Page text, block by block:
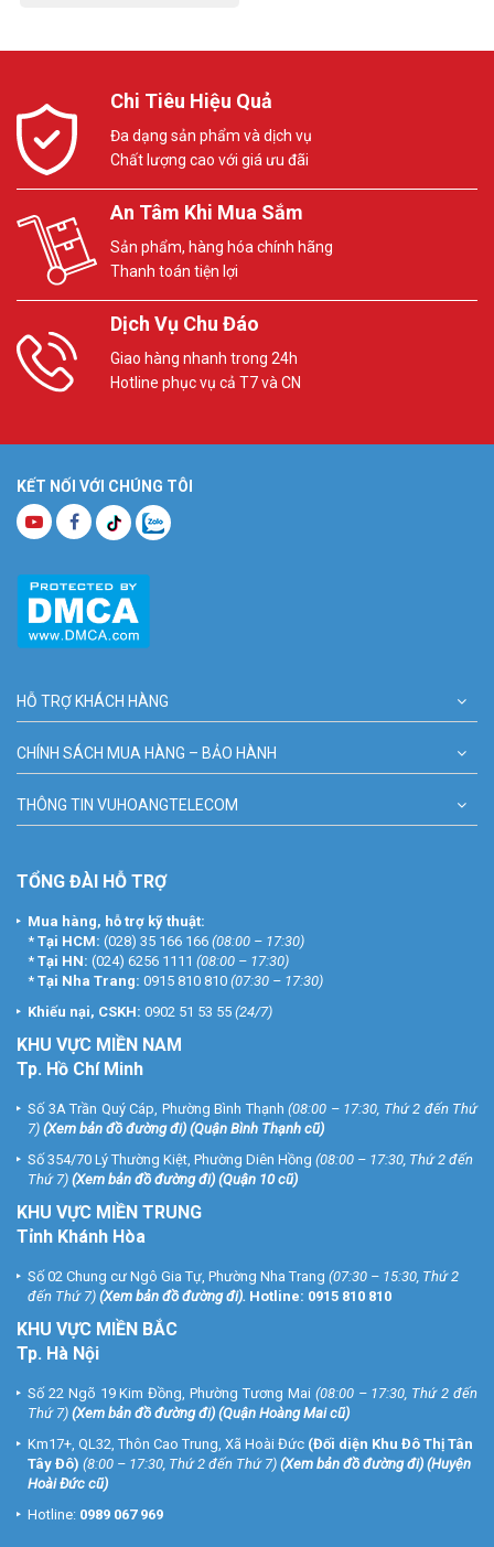
Chi Tiêu Hiệu Quả
Đa dạng sản phẩm và dịch vụ
Chất lượng cao với giá ưu đãi
An Tâm Khi Mua Sắm
Sản phẩm, hàng hóa chính hãng
Thanh toán tiện lợi
Dịch Vụ Chu Đáo
Giao hàng nhanh trong 24h
Hotline phục vụ cả T7 và CN
KẾT NỐI VỚI CHÚNG TÔI
HỖ TRỢ KHÁCH HÀNG
CHÍNH SÁCH MUA HÀNG – BẢO HÀNH
THÔNG TIN VUHOANGTELECOM
TỔNG ĐÀI HỖ TRỢ
Mua hàng, hỗ trợ kỹ thuật:
* Tại HCM: (028) 35 166 166 (08:00 – 17:30)
* Tại HN: (024) 6256 1111 (08:00 – 17:30)
* Tại Nha Trang: 0915 810 810 (07:30 – 17:30)
Khiếu nại, CSKH: 0902 51 53 55 (24/7)
KHU VỰC MIỀN NAM
Tp. Hồ Chí Minh
Số 3A Trần Quý Cáp, Phường Bình Thạnh (08:00 – 17:30, Thứ 2 đến Thứ
7) (Xem bản đồ đường đi) (Quận Bình Thạnh cũ)
Số 354/70 Lý Thường Kiệt, Phường Diên Hồng (08:00 – 17:30, Thứ 2 đến
Thứ 7) (Xem bản đồ đường đi) (Quận 10 cũ)
KHU VỰC MIỀN TRUNG
Tỉnh Khánh Hòa
Số 02 Chung cư Ngô Gia Tự, Phường Nha Trang (07:30 – 15:30, Thứ 2
đến Thứ 7) (Xem bản đồ đường đi). Hotline: 0915 810 810
KHU VỰC MIỀN BẮC
Tp. Hà Nội
Số 22 Ngõ 19 Kim Đồng, Phường Tương Mai (08:00 – 17:30, Thứ 2 đến
Thứ 7) (Xem bản đồ đường đi) (Quận Hoàng Mai cũ)
Km17+, QL32, Thôn Cao Trung, Xã Hoài Đức (Đối diện Khu Đô Thị Tân
Tây Đô) (8:00 – 17:30, Thứ 2 đến Thứ 7) (Xem bản đồ đường đi) (Huyện
Hoài Đức cũ)
Hotline: 0989 067 969